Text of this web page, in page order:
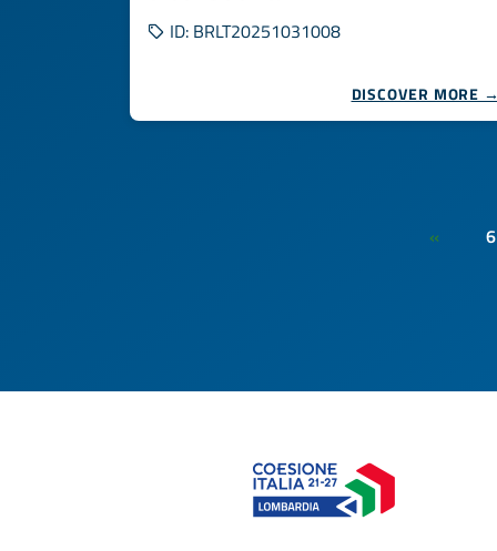
ID: BRLT20251031008
DISCOVER MORE →
« 6